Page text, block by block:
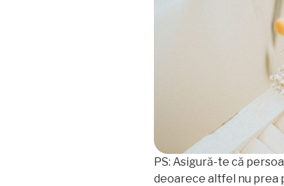
PS: Asigură-te că
deoarece altfel nu prea